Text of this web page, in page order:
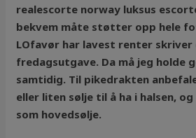
realescorte norway luksus
bekvem måte støtter opp hele
LOfavør har lavest renter skriver
fredagsutgave. Da må jeg holde
samtidig. Til pikedrakten
eller liten sølje til å ha i halsen,
som hovedsølje.